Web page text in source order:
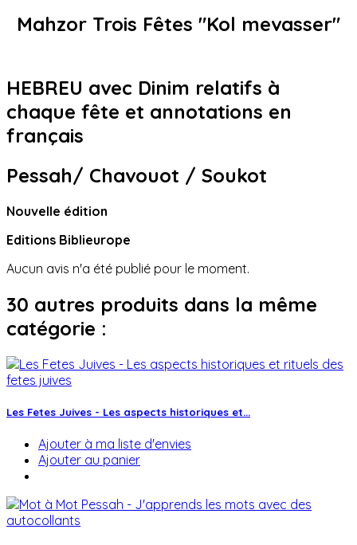
Mahzor Trois Fêtes "Kol mevasser"
HEBREU avec Dinim relatifs à
chaque fête et annotations en
français
Pessah/ Chavouot / Soukot
Nouvelle édition
Editions Biblieurope
Aucun avis n'a été publié pour le moment.
30 autres produits dans la même
catégorie :
Les Fetes Juives - Les aspects historiques et...
Ajouter à ma liste d'envies
Ajouter au panier